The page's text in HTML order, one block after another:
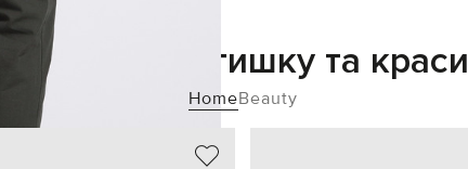
Додайте затишку та краси
HomeBeauty